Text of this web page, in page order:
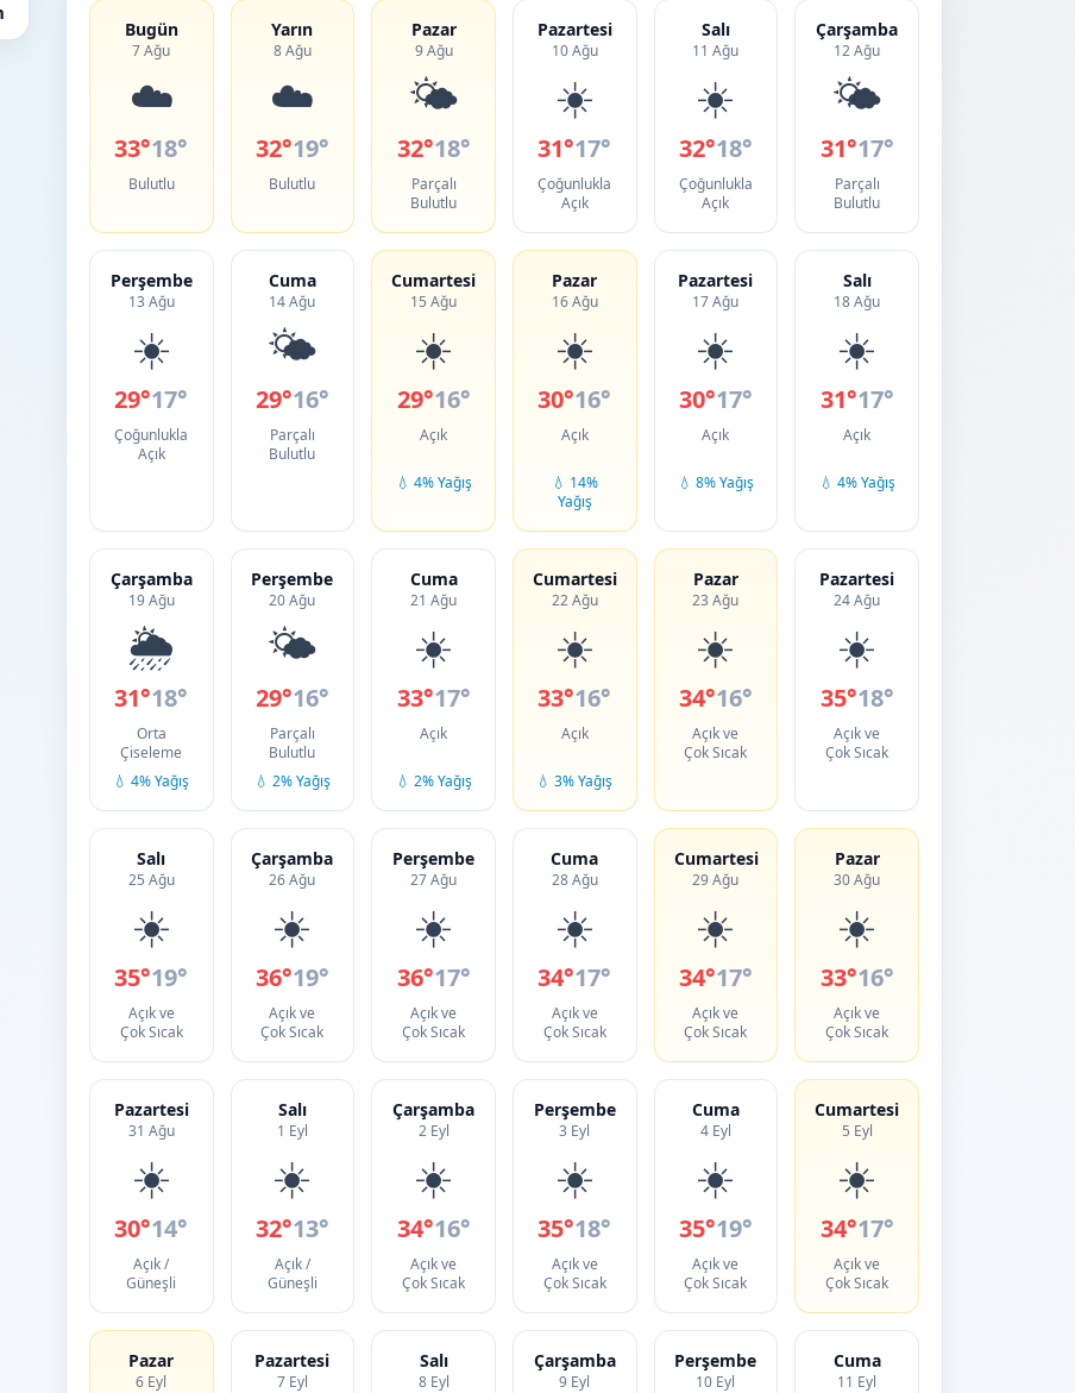
Bugün
7 Ağu
☁️
33°18°
Bulutlu
Yarın
8 Ağu
☁️
32°19°
Bulutlu
Pazar
9 Ağu
🌤️
32°18°
Parçalı
Bulutlu
Pazartesi
10 Ağu
☀️
31°17°
Çoğunlukla
Açık
Salı
11 Ağu
☀️
32°18°
Çoğunlukla
Açık
Çarşamba
12 Ağu
🌤️
31°17°
Parçalı
Bulutlu
Perşembe
13 Ağu
☀️
29°17°
Çoğunlukla
Açık
Cuma
14 Ağu
🌤️
29°16°
Parçalı
Bulutlu
Cumartesi
15 Ağu
☀️
29°16°
Açık
💧 4% Yağış
Pazar
16 Ağu
☀️
30°16°
Açık
💧 14%
Yağış
Pazartesi
17 Ağu
☀️
30°17°
Açık
💧 8% Yağış
Salı
18 Ağu
☀️
31°17°
Açık
💧 4% Yağış
Çarşamba
19 Ağu
🌦️
31°18°
Orta
Çiseleme
💧 4% Yağış
Perşembe
20 Ağu
🌤️
29°16°
Parçalı
Bulutlu
💧 2% Yağış
Cuma
21 Ağu
☀️
33°17°
Açık
💧 2% Yağış
Cumartesi
22 Ağu
☀️
33°16°
Açık
💧 3% Yağış
Pazar
23 Ağu
☀️
34°16°
Açık ve
Çok Sıcak
Pazartesi
24 Ağu
☀️
35°18°
Açık ve
Çok Sıcak
Salı
25 Ağu
☀️
35°19°
Açık ve
Çok Sıcak
Çarşamba
26 Ağu
☀️
36°19°
Açık ve
Çok Sıcak
Perşembe
27 Ağu
☀️
36°17°
Açık ve
Çok Sıcak
Cuma
28 Ağu
☀️
34°17°
Açık ve
Çok Sıcak
Cumartesi
29 Ağu
☀️
34°17°
Açık ve
Çok Sıcak
Pazar
30 Ağu
☀️
33°16°
Açık ve
Çok Sıcak
Pazartesi
31 Ağu
☀️
30°14°
Açık /
Güneşli
Salı
1 Eyl
☀️
32°13°
Açık /
Güneşli
Çarşamba
2 Eyl
☀️
34°16°
Açık ve
Çok Sıcak
Perşembe
3 Eyl
☀️
35°18°
Açık ve
Çok Sıcak
Cuma
4 Eyl
☀️
35°19°
Açık ve
Çok Sıcak
Cumartesi
5 Eyl
☀️
34°17°
Açık ve
Çok Sıcak
Pazar
6 Eyl
Pazartesi
7 Eyl
Salı
8 Eyl
Çarşamba
9 Eyl
Perşembe
10 Eyl
Cuma
11 Eyl